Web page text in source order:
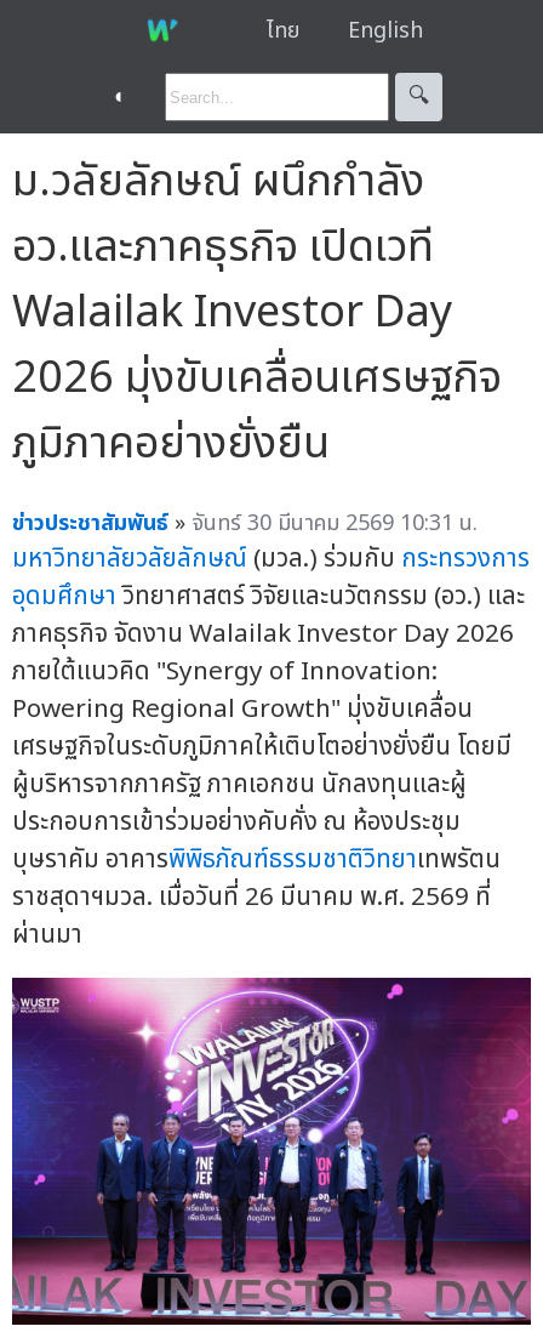
ไทย English
◐ 🔍︎
ม.วลัยลักษณ์ ผนึกกำลัง
อว.และภาคธุรกิจ เปิดเวที
Walailak Investor Day
2026 มุ่งขับเคลื่อนเศรษฐกิจ
ภูมิภาคอย่างยั่งยืน
ข่าวประชาสัมพันธ์ » จันทร์ 30 มีนาคม 2569 10:31 น.
มหาวิทยาลัยวลัยลักษณ์ (มวล.) ร่วมกับ กระทรวงการ
อุดมศึกษาวิทยาศาสตร์ วิจัยและนวัตกรรม (อว.) และ
ภาคธุรกิจ จัดงาน Walailak Investor Day 2026
ภายใต้แนวคิด "Synergy of Innovation:
Powering Regional Growth" มุ่งขับเคลื่อน
เศรษฐกิจในระดับภูมิภาคให้เติบโตอย่างยั่งยืน โดยมี
ผู้บริหารจากภาครัฐ ภาคเอกชน นักลงทุนและผู้
ประกอบการเข้าร่วมอย่างคับคั่ง ณ ห้องประชุม
บุษราคัม อาคารพิพิธภัณฑ์ธรรมชาติวิทยาเทพรัตน
ราชสุดาฯมวล. เมื่อวันที่ 26 มีนาคม พ.ศ. 2569 ที่
ผ่านมา